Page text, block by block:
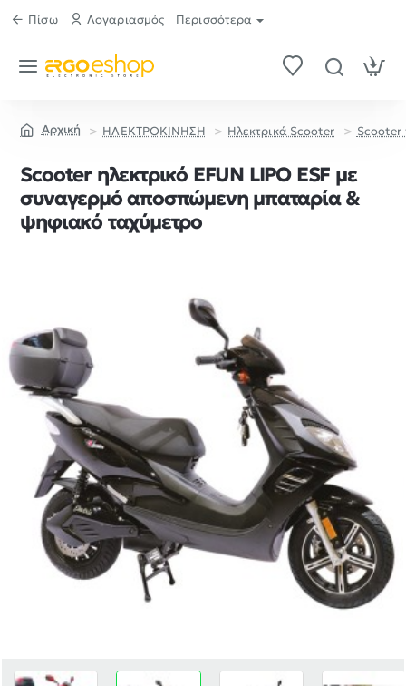
Πίσω Λογαριασμός Περισσότερα
ΗΛΕΚΤΡΟΚΙΝΗΣΗ Ηλεκτρικά Scooter Scooter
Scooter ηλεκτρικό EFUN LIPO ESF με
συναγερμό αποσπώμενη μπαταρία &
ψηφιακό ταχύμετρο